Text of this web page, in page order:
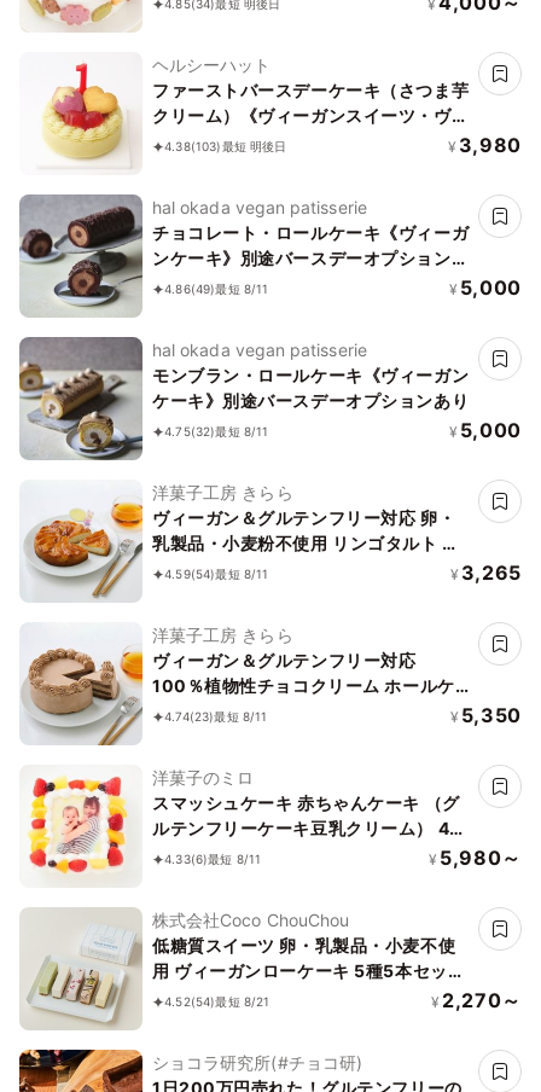
4.85(34)最短 明後日 ¥
ヘルシーハット
ファーストバースデーケーキ（さつま芋
クリーム）《ヴィーガンスイーツ・ヴィ
ーガンケーキ》〔1s〕【卵・乳製品・小
4.38(103)最短 明後日 ¥ 3,980
hal okada vegan patisserie
チョコレート・ロールケーキ《ヴィーガ
ンケーキ》別途バースデーオプションあ
り4.86(49)最短 8/11 ¥ 5,000
hal okada vegan patisserie
モンブラン・ロールケーキ《ヴィーガン
ケーキ》別途バースデーオプションあり
4.75(32)最短 8/11 ¥ 5,000
洋菓子工房 きらら
ヴィーガン＆グルテンフリー対応 卵・
乳製品・小麦粉不使用 リンゴタルト ホ
ール 5号 15cm《ヴィーガンスイーツ・
4.59(54)最短 8/11 ¥ 3,265
洋菓子工房 きらら
ヴィーガン＆グルテンフリー対応
100％植物性チョコクリーム ホールケ
ーキ 5号 15cm《ヴィーガンスイーツ・
4.74(23)最短 8/11 ¥ 5,350
洋菓子のミロ
スマッシュケーキ 赤ちゃんケーキ （グ
ルテンフリーケーキ豆乳クリーム） 4号
12cm×12cm ベビー&キッズ
4.33(6)最短 8/11 ¥ 5,980～
株式会社Coco ChouChou
低糖質スイーツ 卵・乳製品・小麦不使
用 ヴィーガンローケーキ 5種5本セット
《ヴィーガンスイーツ》《ロースイー
4.52(54)最短 8/21 ¥ 2,270～
ショコラ研究所(#チョコ研)
1日200万円売れた！グルテンフリーの